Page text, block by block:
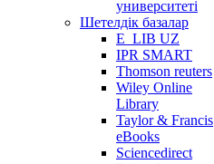
университеті
Шетелдік базалар
E_LIB UZ
IPR SMART
Thomson reuters
Wiley Online
Library
Taylor & Francis
eBooks
Sciencedirect